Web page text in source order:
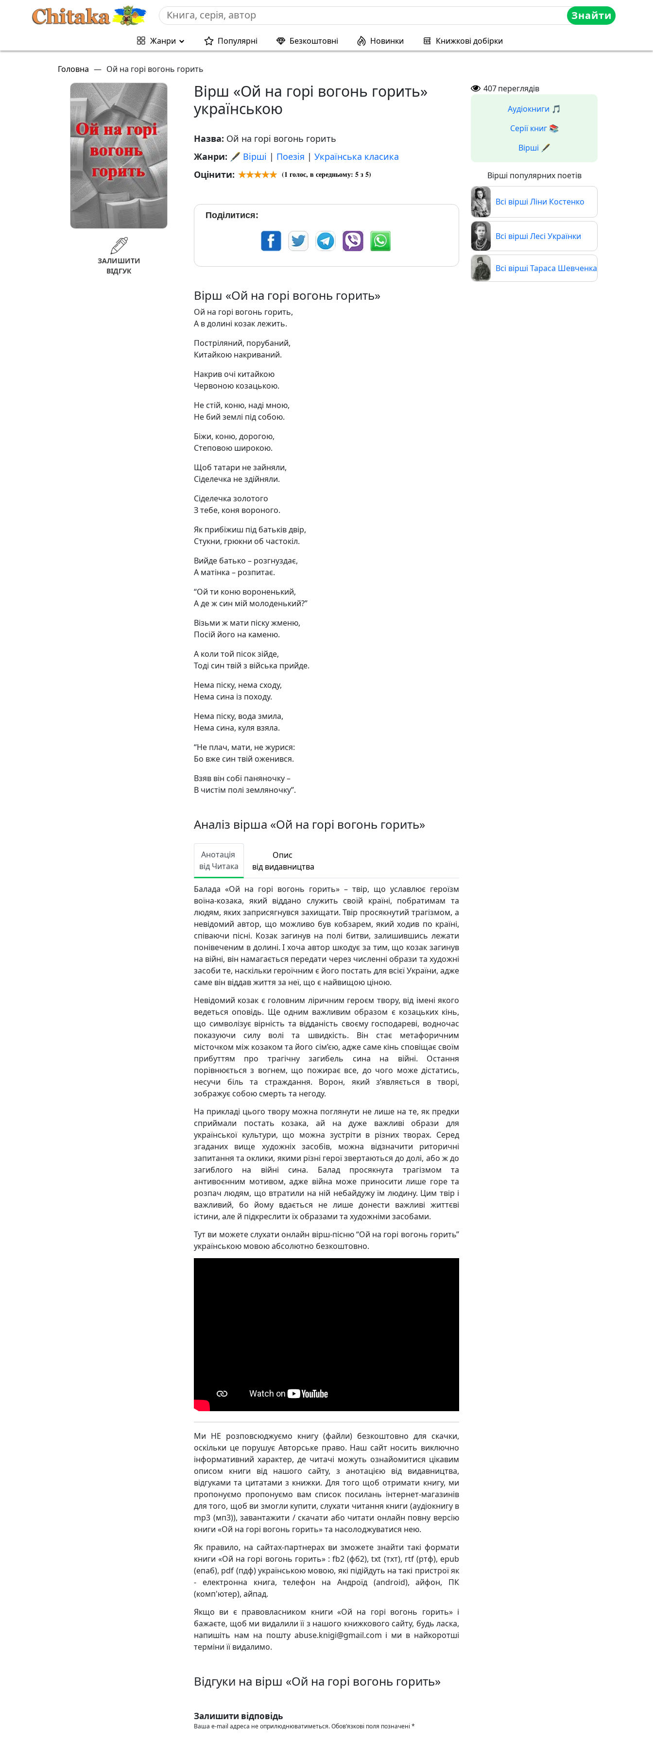
Знайти
Жанри Популярні Безкоштовні Новинки Книжкові добірки
Головна — Ой на горі вогонь горить
ЗАЛИШИТИ
ВІДГУК
Вірш «Ой на горі вогонь горить»
українською
Назва: Ой на горі вогонь горить
Жанри: 🖋️ Вірші | Поезія | Українська класика
Оцінити:
(1 голос, в середньому: 5з 5)
Поділитися:
Вірш «Ой на горі вогонь горить»
Ой на горі вогонь горить,
А в долині козак лежить.
Постріляний, порубаний,
Китайкою накриваний.
Накрив очі китайкою
Червоною козацькою.
Не стій, коню, наді мною,
Не бий землі під собою.
Біжи, коню, дорогою,
Степовою широкою.
Щоб татари не зайняли,
Сіделечка не здійняли.
Сіделечка золотого
З тебе, коня вороного.
Як прибіжиш під батьків двір,
Стукни, грюкни об частокіл.
Вийде батько – розгнуздає,
А матінка – розпитає.
“Ой ти коню вороненький,
А де ж син мій молоденький?”
Візьми ж мати піску жменю,
Посій його на каменю.
А коли той пісок зійде,
Тоді син твій з війська прийде.
Нема піску, нема сходу,
Нема сина із походу.
Нема піску, вода змила,
Нема сина, куля взяла.
“Не плач, мати, не журися:
Бо вже син твій оженився.
Взяв він собі паняночку –
В чистім полі земляночку”.
Аналіз вірша «Ой на горі вогонь горить»
Анотація
від Читака
Опис
від видавництва
Балада «Ой на горі вогонь горить» – твір, що уславлює героїзм
воїна-козака, який віддано служить своїй країні, побратимам та
людям, яких заприсягнувся захищати. Твір просякнутий трагізмом, а
невідомий автор, що можливо був кобзарем, який ходив по країні,
співаючи пісні. Козак загинув на полі битви, залишившись лежати
понівеченим в долині. І хоча автор шкодує за тим, що козак загинув
на війні, він намагається передати через численні образи та художні
засоби те, наскільки героїчним є його постать для всієї України, адже
саме він віддав життя за неї, що є найвищою ціною.
Невідомий козак є головним ліричним героєм твору, від імені якого
ведеться оповідь. Ще одним важливим образом є козацьких кінь,
що символізує вірність та відданість своєму господареві, водночас
показуючи силу волі та швидкість. Він стає метафоричним
місточком між козаком та його сім’єю, адже саме кінь сповіщає своїм
прибуттям про трагічну загибель сина на війні. Остання
порівнюється з вогнем, що пожирає все, до чого може дістатись,
несучи біль та страждання. Ворон, який з’являється в творі,
зображує собою смерть та негоду.
На прикладі цього твору можна поглянути не лише на те, як предки
сприймали постать козака, ай на дуже важливі образи для
української культури, що можна зустріти в різних творах. Серед
згаданих вище художніх засобів, можна відзначити риторичні
запитання та оклики, якими різні герої звертаються до долі, або ж до
загиблого на війні сина. Балад просякнута трагізмом та
антивоєнним мотивом, адже війна може приносити лише горе та
розпач людям, що втратили на ній небайдужу їм людину. Цим твір і
важливий, бо йому вдається не лише донести важливі життєві
істини, але й підкреслити їх образами та художніми засобами.
Тут ви можете слухати онлайн вірш-пісню “Ой на горі вогонь горить”
українською мовою абсолютно безкоштовно.
Ми НЕ розповсюджуємо книгу (файли) безкоштовно для скачки,
оскільки це порушує Авторське право. Наш сайт носить виключно
інформативний характер, де читачі можуть ознайомитися цікавим
описом книги від нашого сайту, з анотацією від видавництва,
відгуками та цитатами з книжки. Для того щоб отримати книгу, ми
пропонуємо пропонуємо вам список посилань інтернет-магазинів
для того, щоб ви змогли купити, слухати читання книги (аудіокнигу в
mp3 (мп3)), завантажити / скачати або читати онлайн повну версію
книги «Ой на горі вогонь горить» та насолоджуватися нею.
Як правило, на сайтах-партнерах ви зможете знайти такі формати
книги «Ой на горі вогонь горить» : fb2 (фб2), txt (тхт), rtf (ртф), epub
(епаб), pdf (пдф) українською мовою, які підійдуть на такі пристрої як
- електронна книга, телефон на Андроїд (android), айфон, ПК
(комп'ютер), айпад.
Якщо ви є правовласником книги «Ой на горі вогонь горить» і
бажаєте, щоб ми видалили її з нашого книжкового сайту, будь ласка,
напишіть нам на пошту abuse.knigi@gmail.com і ми в найкоротші
терміни її видалимо.
Відгуки на вірш «Ой на горі вогонь горить»
Залишити відповідь
Ваша e-mail адреса не оприлюднюватиметься.Обов’язкові поля позначені *
407переглядів
Аудіокниги 🎵
Серії книг 📚
Вірші 🖋️
Вірші популярних поетів
Всі вірші Ліни Костенко
Всі вірші Лесі Українки
Всі вірші Тараса Шевченка